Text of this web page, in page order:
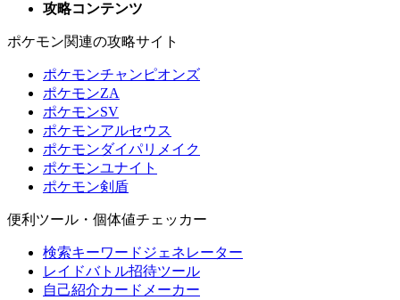
攻略コンテンツ
ポケモン関連の攻略サイト
ポケモンチャンピオンズ
ポケモンZA
ポケモンSV
ポケモンアルセウス
ポケモンダイパリメイク
ポケモンユナイト
ポケモン剣盾
便利ツール・個体値チェッカー
検索キーワードジェネレーター
レイドバトル招待ツール
自己紹介カードメーカー